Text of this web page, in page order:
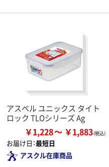
アスベル ユニックス タイト
ロック TLOシリーズ Ag
￥1,228 ￥1,883
お届け日：最短日
アスクル在庫商品